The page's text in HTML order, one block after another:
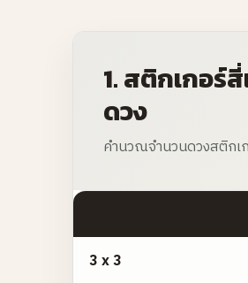
1. สติกเกอร์
ดวง
คำนวณจำนวนดวงสติกเ
1. สติกเกอร์สี่เหลี่ยมจัตุรัส /
3 x 3